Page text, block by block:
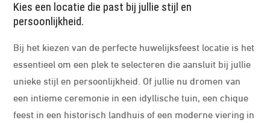
Kies een locatie die past bij jullie stijl en
persoonlijkheid.
Bij het kiezen van de perfecte huwelijksfeest locatie is het
essentieel om een plek te selecteren die aansluit bij jullie
unieke stijl en persoonlijkheid. Of jullie nu dromen van
een intieme ceremonie in een idyllische tuin, een chique
feest in een historisch landhuis of een moderne viering in